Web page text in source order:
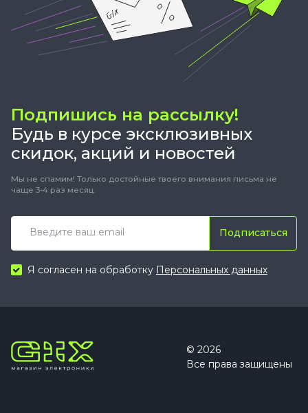
Подпишись на рассылку!
Будь в курсе эксклюзивных
скидок, акций и новостей
Мы не спамим! Только достойные твоего внимания письма не
чаще 3-4 раз месяц.
Подписаться
Я согласен на обработку Персональных данных
© 2026
Все права защищены